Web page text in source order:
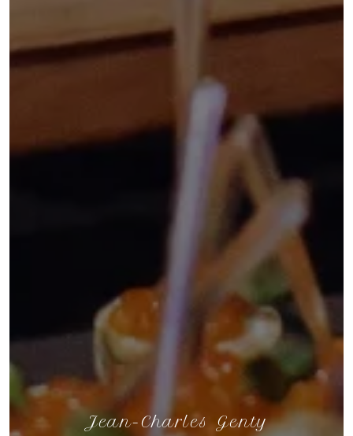
Jean-Charles Genty